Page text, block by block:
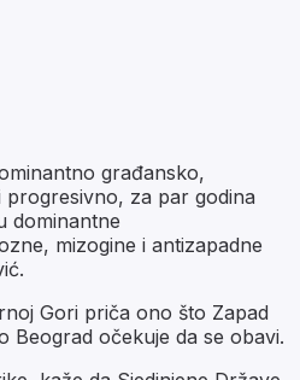
građansko,
za par godina
dominantne
mizogine i antizapadne
Gori priča ono što Zapad
Beograd očekuje da se obavi.